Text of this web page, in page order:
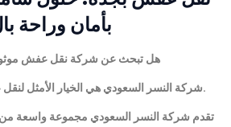
بأمان وراحة
هل تبحث عن شركة نقل عفش
شركة النسر السعودي هي الخيار الأمثل لنقل عفشك بأمان وراحة بال.
تقدم شركة النسر السعودي مجموعة واسعة من